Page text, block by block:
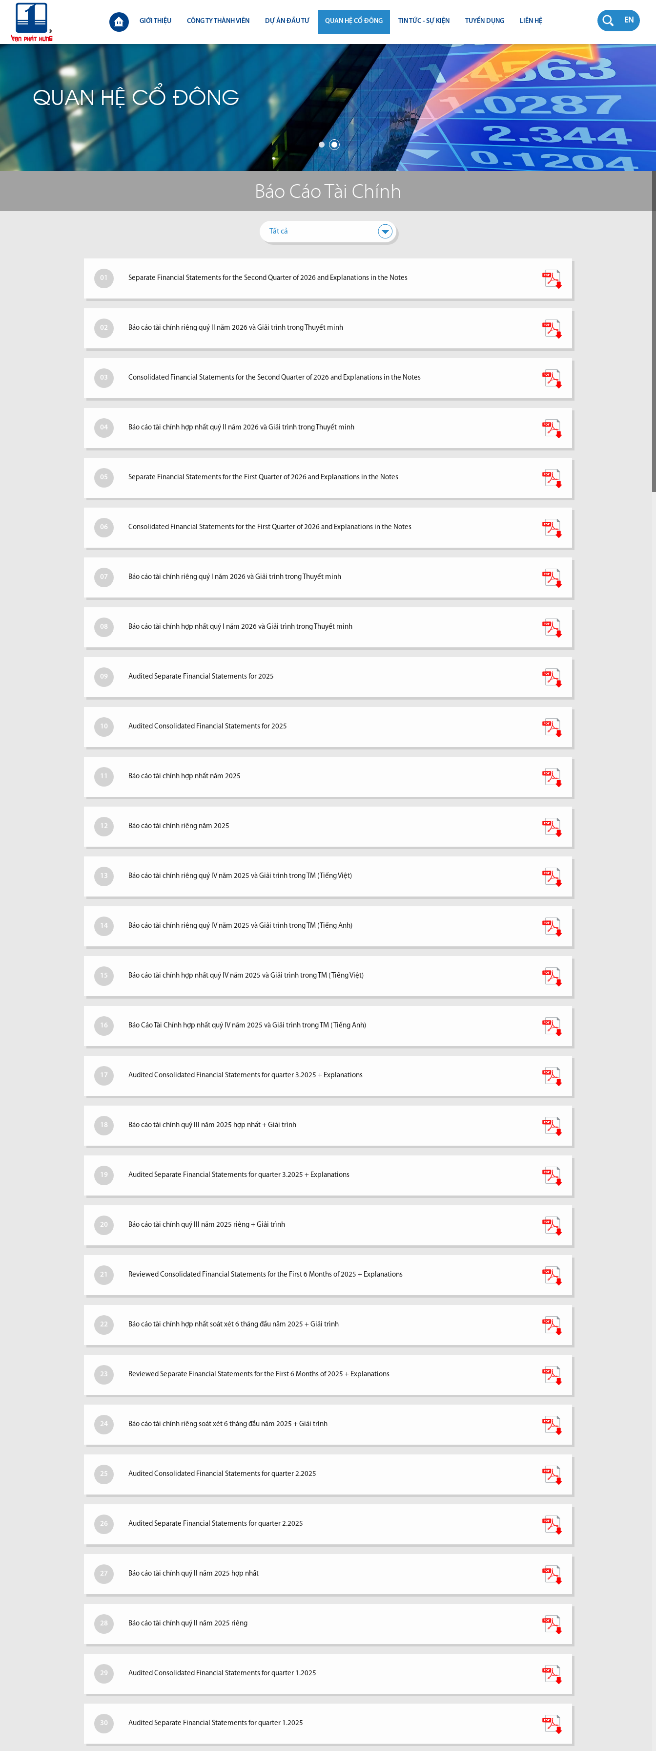
EN
GIỚI THIỆU CÔNG TY THÀNH VIÊN DỰ ÁN ĐẦU TƯ QUAN HỆ CỔ ĐÔNG
CÔNG BỐ THÔNG TIN
ĐẠI HỘI ĐỒNG CỔ ĐÔNG
BÁO CÁO THƯỜNG NIÊN
BÁO CÁO TÀI CHÍNH
BÁO CÁO QUẢN TRỊ CÔNG TY
TIN TỨC - SỰ KIỆN
TIN THỊ TRƯỜNG
TIN DỰ ÁN
TIN CÔNG TY
TUYỂN DỤNG LIÊN HỆ
QUAN HỆ CỔ ĐÔNG
Báo Cáo Tài Chính
Tất cả
01 Separate Financial Statements for the Second Quarter of 2026 and Explanations in the Notes
02 Báo cáo tài chính riêng quý II năm 2026 và Giải trình trong Thuyết minh
03 Consolidated Financial Statements for the Second Quarter of 2026 and Explanations in the Notes
04 Báo cáo tài chính hợp nhất quý II năm 2026 và Giải trình trong Thuyết minh
05 Separate Financial Statements for the First Quarter of 2026 and Explanations in the Notes
06 Consolidated Financial Statements for the First Quarter of 2026 and Explanations in the Notes
07 Báo cáo tài chính riêng quý I năm 2026 và Giải trình trong Thuyết minh
08 Báo cáo tài chính hợp nhất quý I năm 2026 và Giải trình trong Thuyết minh
09 Audited Separate Financial Statements for 2025
10 Audited Consolidated Financial Statements for 2025
11 Báo cáo tài chính hợp nhất năm 2025
12 Báo cáo tài chính riêng năm 2025
13 Báo cáo tài chính riêng quý IV năm 2025 và Giải trình trong TM (Tiếng Việt)
14 Báo cáo tài chính riêng quý IV năm 2025 và Giải trình trong TM (Tiếng Anh)
15 Báo cáo tài chính hợp nhất quý IV năm 2025 và Giải trình trong TM ( Tiếng Việt)
16 Báo Cáo Tài Chính hợp nhất quý IV năm 2025 và Giải trình trong TM ( Tiếng Anh)
17 Audited Consolidated Financial Statements for quarter 3.2025 + Explanations
18 Báo cáo tài chính quý III năm 2025 hợp nhất + Giải trình
19 Audited Separate Financial Statements for quarter 3.2025 + Explanations
20 Báo cáo tài chính quý III năm 2025 riêng + Giải trình
21 Reviewed Consolidated Financial Statements for the First 6 Months of 2025 + Explanations
22 Báo cáo tài chính hợp nhất soát xét 6 tháng đầu năm 2025 + Giải trình
23 Reviewed Separate Financial Statements for the First 6 Months of 2025 + Explanations
24 Báo cáo tài chính riêng soát xét 6 tháng đầu năm 2025 + Giải trình
25 Audited Consolidated Financial Statements for quarter 2.2025
26 Audited Separate Financial Statements for quarter 2.2025
27 Báo cáo tài chính quý II năm 2025 hợp nhất
28 Báo cáo tài chính quý II năm 2025 riêng
29 Audited Consolidated Financial Statements for quarter 1.2025
30 Audited Separate Financial Statements for quarter 1.2025